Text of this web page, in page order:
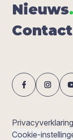
Nieuws.
Con­tact
Privacyverklaring
Cookie-